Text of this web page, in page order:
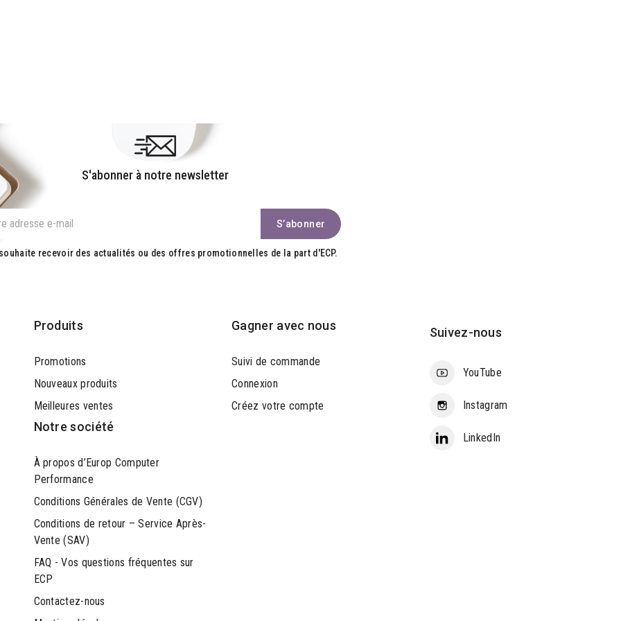
S'abonner à notre newsletter
recevoir des actualités ou des offres promotionnelles de la part d'ECP.
Produits
Promotions
Nouveaux produits
Meilleures ventes
Notre société
À propos d’Europ Computer
Performance
Conditions Générales de Vente (CGV)
Conditions de retour – Service Après-
Vente (SAV)
FAQ - Vos questions fréquentes sur
ECP
Contactez-nous
Gagner avec nous
Suivi de commande
Connexion
Créez votre compte
Suivez-nous
YouTube
Instagram
LinkedIn